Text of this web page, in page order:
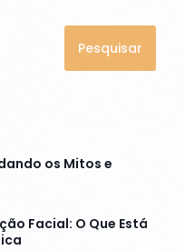
Pesquisar
os Mitos e
Facial: O Que Está